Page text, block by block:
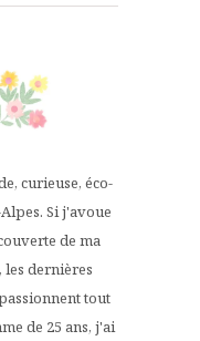
curieuse, éco-
Si j'avoue
de ma
les dernières
tout
de 25 ans, j'ai